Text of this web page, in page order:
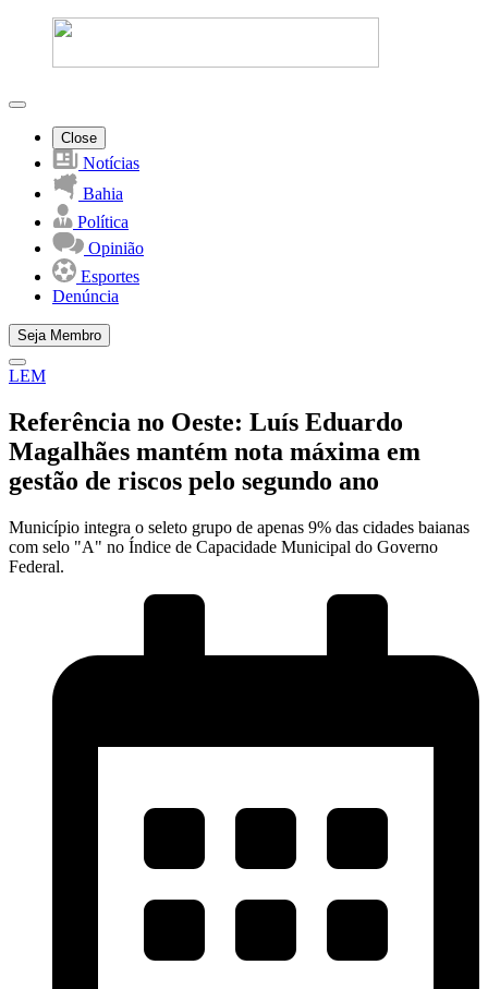
Close
Notícias
Bahia
Política
Opinião
Esportes
Denúncia
Seja Membro
LEM
Referência no Oeste: Luís Eduardo
Magalhães mantém nota máxima em
gestão de riscos pelo segundo ano
Município integra o seleto grupo de apenas 9% das cidades baianas
com selo "A" no Índice de Capacidade Municipal do Governo
Federal.